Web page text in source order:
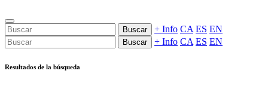
Buscar + Info CA ES EN
Buscar + Info CA ES EN
Resultados de la búsqueda